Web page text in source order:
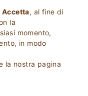
Accetta, al fine di
la
momento,
in modo
la nostra pagina